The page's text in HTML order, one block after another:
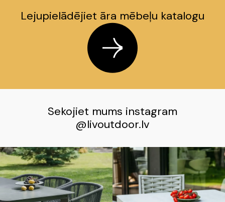
Lejupielādējiet āra mēbeļu katalogu
Sekojiet mums instagram
@livoutdoor.lv